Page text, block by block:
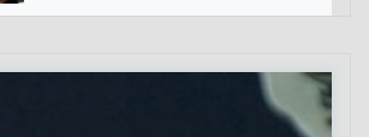
травму? Он готовится,